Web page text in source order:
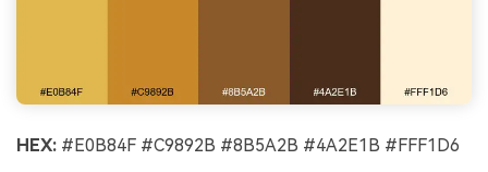
HEX: #E0B84F #C9892B #8B5A2B #4A2E1B #FFF1D6